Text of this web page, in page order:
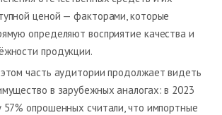
ценой — факторами, которые
определяют восприятие качества и
продукции.
часть аудитории продолжает видеть
в зарубежных аналогах: в 2023
57% опрошенных считали, что импортные